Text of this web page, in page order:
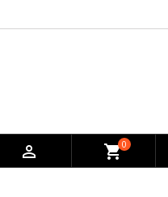
 shopping_cart0